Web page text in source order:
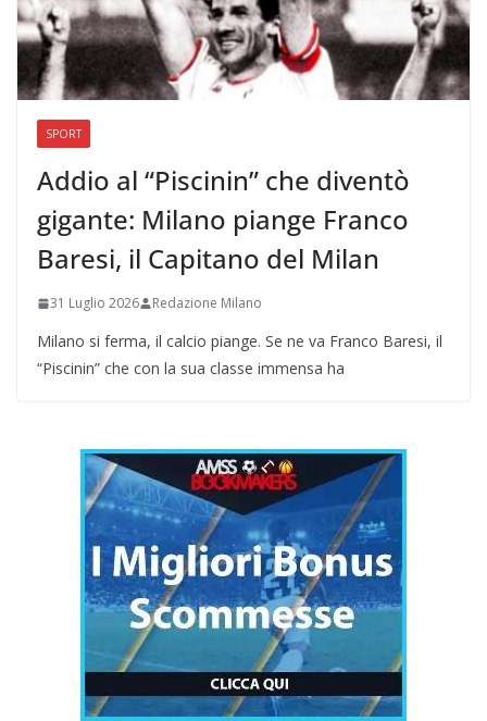
SPORT
Addio al “Piscinin” che diventò
gigante: Milano piange Franco
Baresi, il Capitano del Milan
31 Luglio 2026 Redazione Milano
Milano si ferma, il calcio piange. Se ne va Franco Baresi, il
“Piscinin” che con la sua classe immensa ha